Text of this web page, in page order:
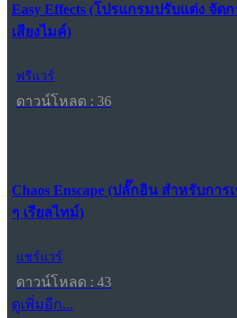
Easy Effects (โปรแกรมปรับแต่ง จัดก
เสียงไมค์)
ฟรีแวร์
ดาวน์โหลด : 36
Chaos Enscape (ปลั๊กอิน สำหรับกา
ๆ เรียลไทม์)
แชร์แวร์
ดาวน์โหลด : 43
ดูเพิ่มอีก...